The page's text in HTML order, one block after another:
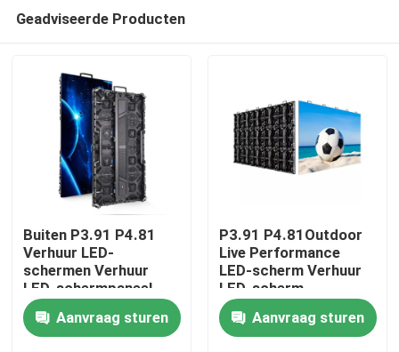
Huis
Geadviseerde Producten
Buiten P3.91 P4.81
Verhuur LED-
schermen Verhuur
LED-schermpaneel
Bühnengebeurtenissen
LED-scherm
Aanvraag sturen
P3.91 P4.81Outdoor
Live Performance
LED-scherm Verhuur
LED-scherm
Waterdicht podium
Hoge helderheid
Achtergrondscherm
Aanvraag sturen